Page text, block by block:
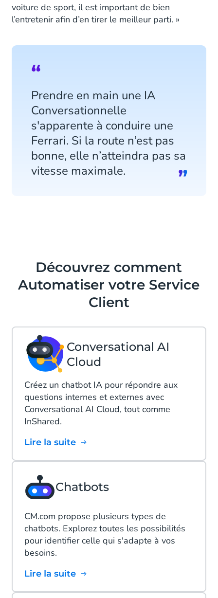
voiture de sport, il est important de bien
l’entretenir afin d’en tirer le meilleur parti. »
Prendre en main une IA
Conversationnelle
s'apparente à conduire une
Ferrari. Si la route n’est pas
bonne, elle n’atteindra pas sa
vitesse maximale.
Découvrez comment
Automatiser votre Service
Client
Conversational AI
Cloud
Créez un chatbot IA pour répondre aux
questions internes et externes avec
Conversational AI Cloud, tout comme
InShared.
Lire la suite
Chatbots
CM.com propose plusieurs types de
chatbots. Explorez toutes les possibilités
pour identifier celle qui s'adapte à vos
besoins.
Lire la suite